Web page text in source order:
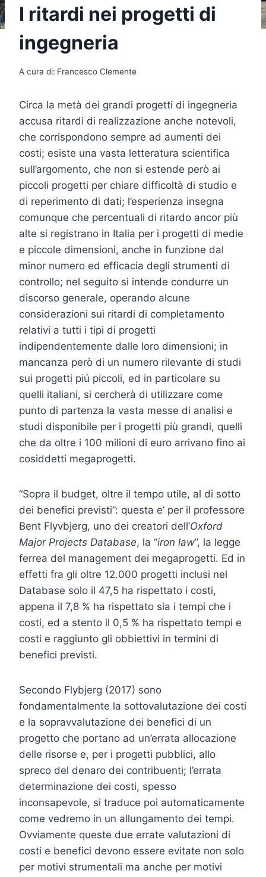
I ritardi nei progetti di
ingegneria
A cura di: Francesco Clemente
Circa la metà dei grandi progetti di ingegneria
accusa ritardi di realizzazione anche notevoli,
che corrispondono sempre ad aumenti dei
costi; esiste una vasta letteratura scientifica
sull’argomento, che non si estende però ai
piccoli progetti per chiare difficoltà di studio e
di reperimento di dati; l’esperienza insegna
comunque che percentuali di ritardo ancor più
alte si registrano in Italia per i progetti di medie
e piccole dimensioni, anche in funzione dal
minor numero ed efficacia degli strumenti di
controllo; nel seguito si intende condurre un
discorso generale, operando alcune
considerazioni sui ritardi di completamento
relativi a tutti i tipi di progetti
indipendentemente dalle loro dimensioni; in
mancanza però di un numero rilevante di studi
sui progetti piú piccoli, ed in particolare su
quelli italiani, si cercherà di utilizzare come
punto di partenza la vasta messe di analisi e
studi disponibile per i progetti più grandi, quelli
che da oltre i 100 milioni di euro arrivano fino ai
cosiddetti megaprogetti.
“Sopra il budget, oltre il tempo utile, al di sotto
dei benefici previsti”: questa e’ per il professore
Bent Flyvbjerg, uno dei creatori dell’Oxford
Major Projects Database, la “iron law”, la legge
ferrea del management dei megaprogetti. Ed in
effetti fra gli oltre 12.000 progetti inclusi nel
Database solo il 47,5 ha rispettato i costi,
appena il 7,8 % ha rispettato sia i tempi che i
costi, ed a stento il 0,5 % ha rispettato tempi e
costi e raggiunto gli obbiettivi in termini di
benefici previsti.
Secondo Flybjerg (2017) sono
fondamentalmente la sottovalutazione dei costi
e la sopravvalutazione dei benefici di un
progetto che portano ad un’errata allocazione
delle risorse e, per i progetti pubblici, allo
spreco del denaro dei contribuenti; l’errata
determinazione dei costi, spesso
inconsapevole, si traduce poi automaticamente
come vedremo in un allungamento dei tempi.
Ovviamente queste due errate valutazioni di
costi e benefici devono essere evitate non solo
per motivi strumentali ma anche per motivi